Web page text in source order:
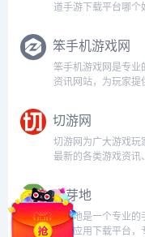
道手游下载平台哪个
靠谱的手机应用app
巨人手游网体验吧！...
笨手机游戏网
笨手机游戏网是专业
资讯网站，为玩家提
攻略及评测，为手机
家提供最强的攻略资
切游网
切游网为广大游戏玩
最新的各类游戏资讯
息。不管是手机游戏
游戏还是单机游戏，
游戏都在切游网...
麦芽地
麦芽地是一个专业的
戏和应用下载平台，